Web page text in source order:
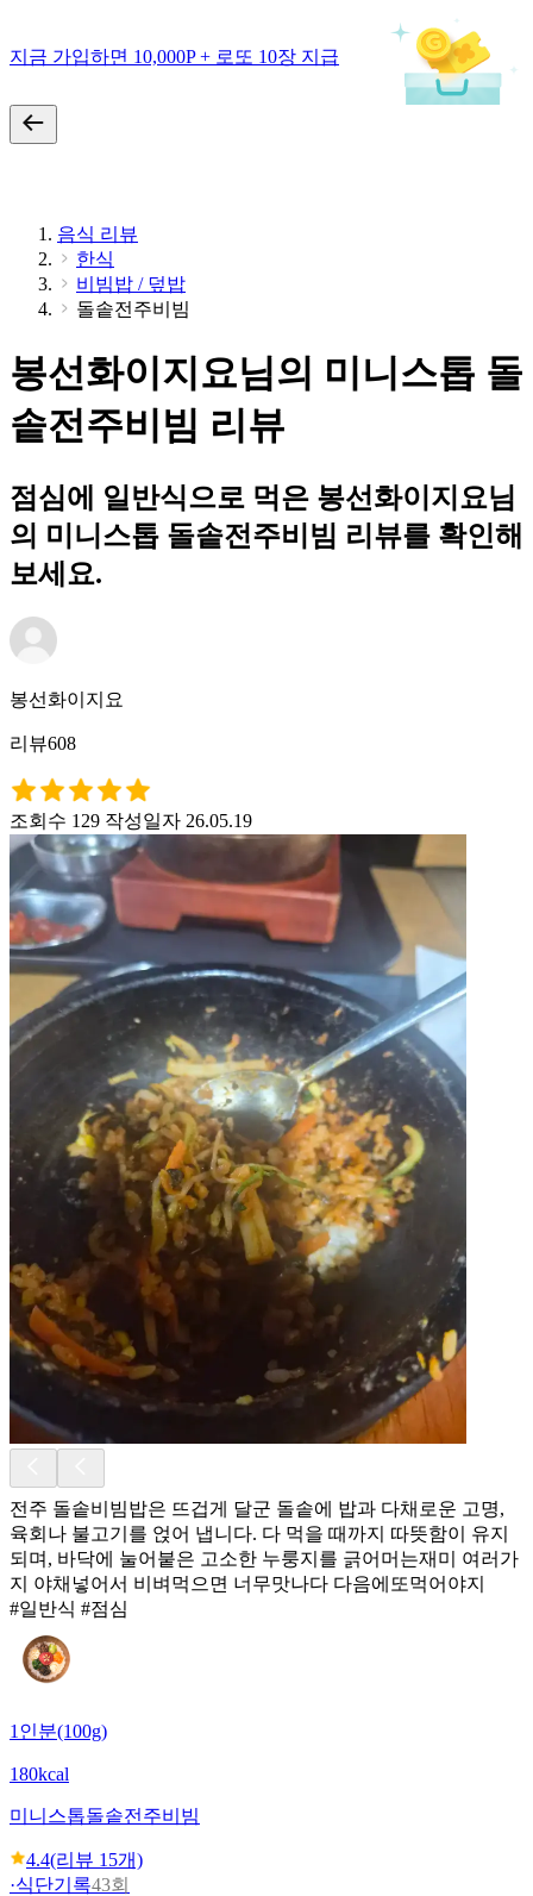
지금 가입하면 10,000P + 로또 10장 지급
음식 리뷰
한식
비빔밥 / 덮밥
돌솥전주비빔
봉선화이지요님의 미니스톱 돌
솥전주비빔 리뷰
점심에 일반식으로 먹은 봉선화이지요님
의 미니스톱 돌솥전주비빔 리뷰를 확인해
보세요.
봉선화이지요
리뷰608
조회수 129 작성일자 26.05.19
전주 돌솥비빔밥은 뜨겁게 달군 돌솥에 밥과 다채로운 고명,
육회나 불고기를 얹어 냅니다. 다 먹을 때까지 따뜻함이 유지
되며, 바닥에 눌어붙은 고소한 누룽지를 긁어머는재미 여러가
지 야채넣어서 비벼먹으면 너무맛나다 다음에또먹어야지
#일반식 #점심
1인분(100g)
180kcal
미니스톱돌솥전주비빔
4.4(리뷰 15개)
·식단기록43회